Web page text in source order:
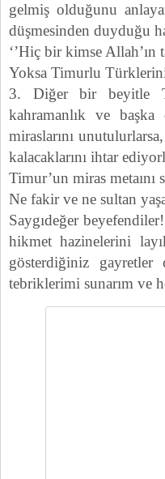
gelmiş olduğunu
düşmesinden duyduğu
‘’Hiç bir kimse Allah’ın
Yoksa Timurlu
3. Diğer bir beyitle
kahramanlık ve
miraslarını
kalacaklarını ihtar
Timur’un miras
Ne fakir ve ne sultan
Saygıdeğer
hikmet hazinelerini
gösterdiğiniz
tebriklerimi sunarım ve